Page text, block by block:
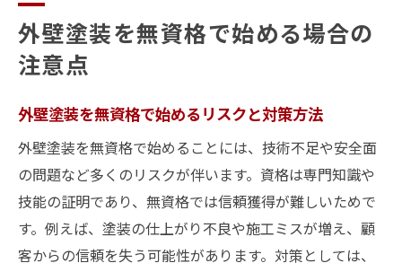
外壁塗装を無資格で始める場合の
注意点
外壁塗装を無資格で始めるリスクと対策方法
外壁塗装を無資格で始めることには、技術不足や安全面
の問題など多くのリスクが伴います。資格は専門知識や
技能の証明であり、無資格では信頼獲得が難しいためで
す。例えば、塗装の仕上がり不良や施工ミスが増え、顧
客からの信頼を失う可能性があります。対策としては、